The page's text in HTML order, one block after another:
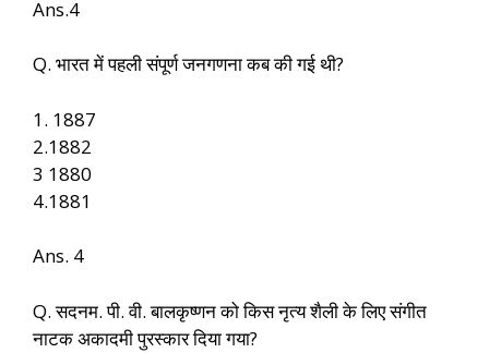
Ans.4
Q. भारत में पहली संपूर्ण जनगणना कब की गई थी?
1. 1887
2.1882
3 1880
4.1881
Ans. 4
Q. सदनम. पी. वी. बालकृष्णन को किस नृत्य शैली के लिए संगीत
नाटक अकादमी पुरस्कार दिया गया?